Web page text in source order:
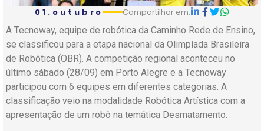
01.outubro
Compartilhar em:
A Tecnoway, equipe de robótica da Caminho Rede de Ensino,
se classificou para a etapa nacional da Olimpíada Brasileira
de Robótica (OBR). A competição regional aconteceu no
último sábado (28/09) em Porto Alegre e a Tecnoway
participou com 6 equipes em diferentes categorias. A
classificação veio na modalidade Robótica Artística com a
apresentação de um robô na temática Desmatamento.